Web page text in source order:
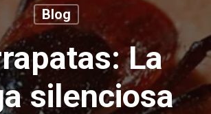
Blog
La
silenciosa